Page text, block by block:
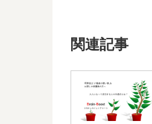
関連記事